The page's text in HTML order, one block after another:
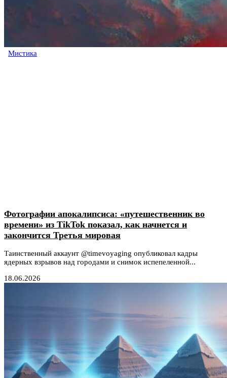
Мистика
Фотографии апокалипсиса: «путешественник во
времени» из TikTok показал, как начнется и
закончится Третья мировая
Таинственный аккаунт @timevoyaging опубликовал кадры
ядерных взрывов над городами и снимок испепеленной...
18.06.2026